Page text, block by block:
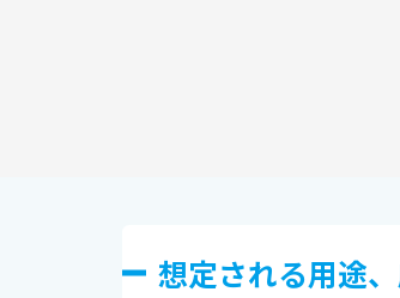
想定される⽤途